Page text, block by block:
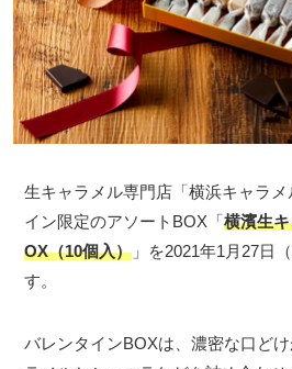
生キャラメル専門店「横浜キャラ
イン限定のアソートBOX「横濱生
OX（10個入） 」を2021年1月27日
す。
バレンタインBOXは、濃密な口ど